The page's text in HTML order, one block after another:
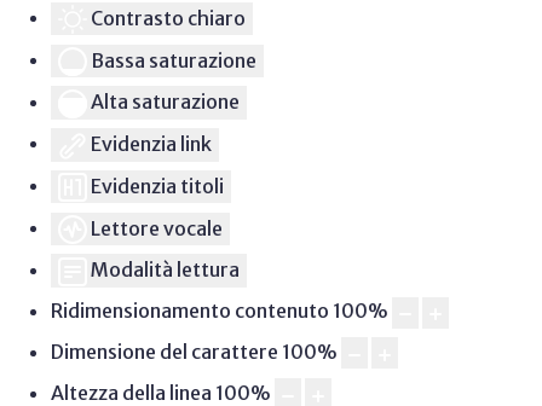
Contrasto chiaro
Bassa saturazione
Alta saturazione
Evidenzia link
Evidenzia titoli
Lettore vocale
Modalità lettura
Ridimensionamento contenuto 100%
Dimensione del carattere 100%
Altezza della linea 100%